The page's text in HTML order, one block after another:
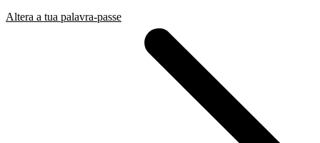
Altera a tua palavra-passe